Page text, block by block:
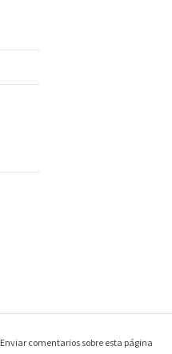
Enviar comentarios sobre esta página